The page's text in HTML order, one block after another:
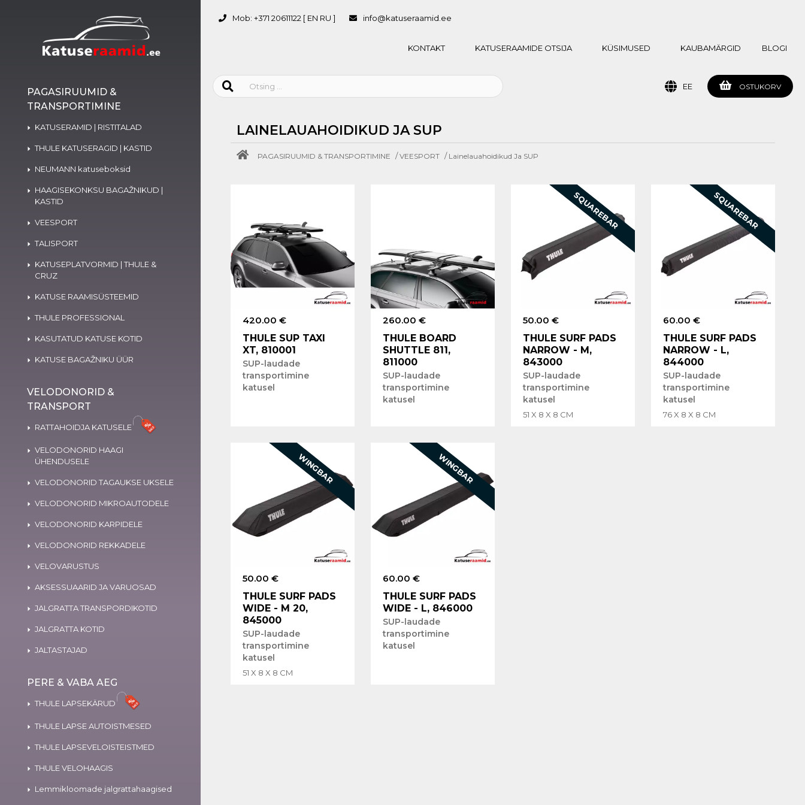
PAGASIRUUMID &
TRANSPORTIMINE
KATUSERAMID | RISTITALAD
THULE KATUSERAGID | KASTID
NEUMANN katuseboksid
HAAGISEKONKSU BAGAŽNIKUD |
KASTID
VEESPORT
TALISPORT
KATUSEPLATVORMID | THULE &
CRUZ
KATUSE RAAMISÜSTEEMID
THULE PROFESSIONAL
KASUTATUD KATUSE KOTID
KATUSE BAGAŽNIKU ÜÜR
VELODONORID &
TRANSPORT
RATTAHOIDJA KATUSELE
VELODONORID HAAGI
ÜHENDUSELE
VELODONORID TAGAUKSE UKSELE
VELODONORID MIKROAUTODELE
VELODONORID KARPIDELE
VELODONORID REKKADELE
VELOVARUSTUS
AKSESSUAARID JA VARUOSAD
JALGRATTA TRANSPORDIKOTID
JALGRATTA KOTID
JALTASTAJAD
PERE & VABA AEG
THULE LAPSEKÄRUD
THULE LAPSE AUTOISTMESED
THULE LAPSEVELOISTEISTMED
THULE VELOHAAGIS
Lemmikloomade jalgrattahaagised
Mob: +371 20611122 [ EN RU ] info@katuseraamid.ee
KONTAKT KATUSERAAMIDE OTSIJA KÜSIMUSED KAUBAMÄRGID BLOGI
OSTUKORV
EE
LAINELAUAHOIDIKUD JA SUP
PAGASIRUUMID & TRANSPORTIMINE /VEESPORT / Lainelauahoidikud Ja SUP
420.00 €
THULE SUP TAXI
XT, 810001
SUP-laudade
transportimine
katusel
260.00 €
THULE BOARD
SHUTTLE 811,
811000
SUP-laudade
transportimine
katusel
50.00 €
THULE SURF PADS
NARROW - M,
843000
SUP-laudade
transportimine
katusel
51 X 8 X 8 CM
SQUAREBAR
60.00 €
THULE SURF PADS
NARROW - L,
844000
SUP-laudade
transportimine
katusel
76 X 8 X 8 CM
SQUAREBAR
50.00 €
THULE SURF PADS
WIDE - M 20,
845000
SUP-laudade
transportimine
katusel
51 X 8 X 8 CM
WINGBAR
60.00 €
THULE SURF PADS
WIDE - L, 846000
SUP-laudade
transportimine
katusel
WINGBAR